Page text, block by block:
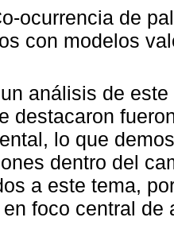
ocurrencia de
con modelos
análisis de
destacaron
lo que
dentro del
a este tema,
foco central de